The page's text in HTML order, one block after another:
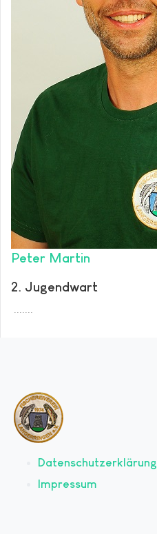
Peter Martin
2. Jugendwart
Datenschutzerklärung
Impressum